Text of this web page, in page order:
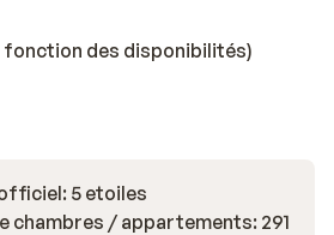
des disponibilités)
5 etoiles
chambres / appartements: 291